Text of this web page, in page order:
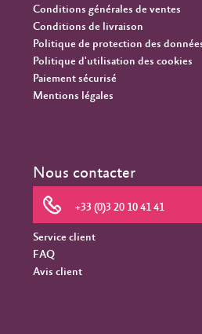
Conditions générales de ventes
Conditions de livraison
Politique de protection des
Politique d'utilisation des cookies
Paiement sécurisé
Mentions légales
Nous contacter
+33 (0)3 20 10 41 41
Service client
FAQ
Avis client